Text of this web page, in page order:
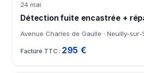
24 mai
Détection fuite encastrée +
Avenue Charles de Gaulle · Neuilly-sur-
295 €